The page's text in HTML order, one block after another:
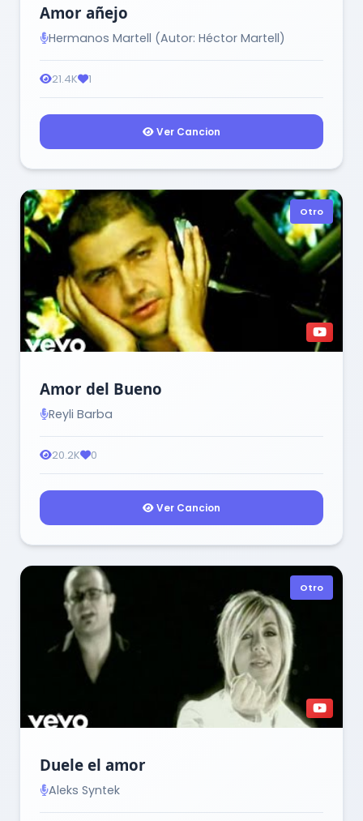
Amor añejo
Hermanos Martell (Autor: Héctor Martell)
21.4K 1
Ver Cancion
Otro
Amor del Bueno
Reyli Barba
20.2K 0
Ver Cancion
Otro
Duele el amor
Aleks Syntek